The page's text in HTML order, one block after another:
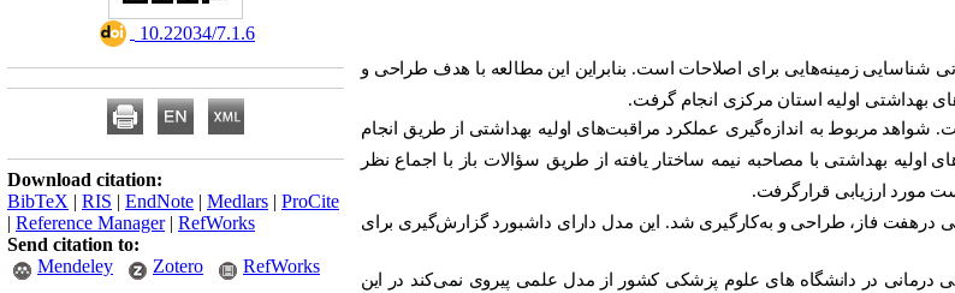
شناسایی زمینه‌هایی برای اصلاحات است. بنابراین این مطالعه با هدف طراحی و
بهداشتی اولیه استان مرکزی انجام گرفت.
شواهد مربوط به اندازه‌گیری عملکرد مراقبت‌های اولیه بهداشتی از طریق
انجام
اولیه بهداشتی با مصاحبه نیمه ساختار یافته از طریق سؤالات باز با اجماع نظر
مورد ارزیابی قرارگرفت.
درهفت فاز، طراحی و به‌کارگیری شد. این مدل دارای داشبورد گزارش‌گیری برای
درمانی در دانشگاه های علوم پزشکی کشور از مدل علمی پیروی نمی‌کند در این
‎ 10.22034/7.1.6
Download citation:
BibTeX | RIS | EndNote | Medlars | ProCite
| Reference Manager| RefWorks
Send citation to:
Mendeley
Zotero RefWorks